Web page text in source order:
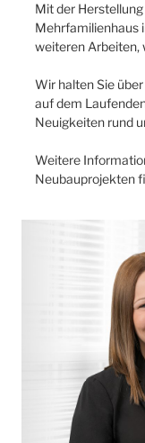
Mit der
Mehrfamilienhaus
weiteren Arbeiten,
Wir halten Sie
auf dem
Neuigkeiten rund
Weitere
Neubauprojekten